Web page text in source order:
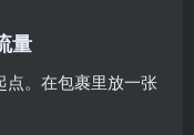
量
点。在包裹里放一张